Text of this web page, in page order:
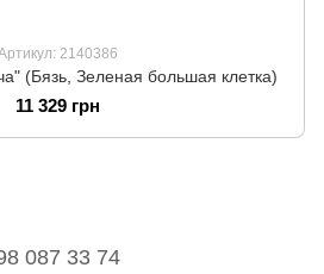
2140386
(Бязь, Зеленая большая клетка)
11 329 грн
087 33 74